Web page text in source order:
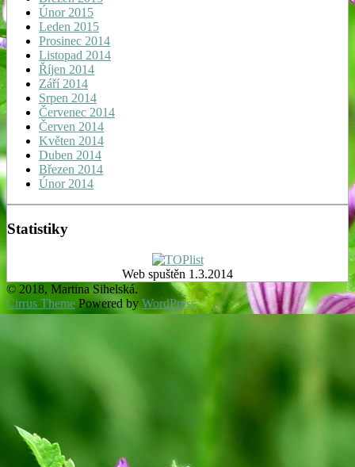
Únor 2015
Leden 2015
Prosinec 2014
Listopad 2014
Říjen 2014
Září 2014
Srpen 2014
Červenec 2014
Červen 2014
Květen 2014
Duben 2014
Březen 2014
Únor 2014
Statistiky
Web spuštěn 1.3.2014
© 2018, Martina Sihelská.
Cirrus Theme Powered by WordPress